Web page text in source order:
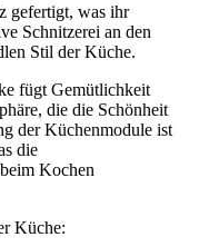
gefertigt, was ihr
Schnitzerei an den
Stil der Küche.
fügt Gemütlichkeit
die die Schönheit
der Küchenmodule ist
die
Kochen
Küche: